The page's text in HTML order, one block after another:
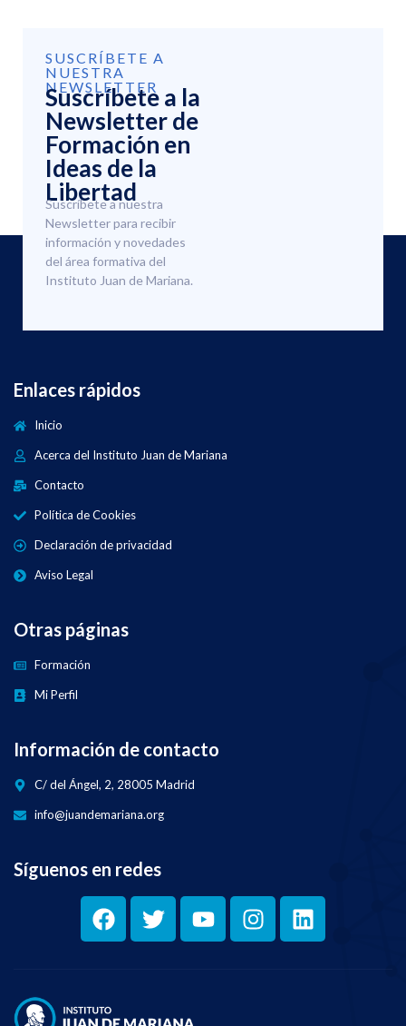
SUSCRÍBETE A
NUESTRA
NEWSLETTER
Suscríbete a la
Newsletter de
Formación en
Ideas de la
Libertad
Suscríbete a nuestra
Newsletter para recibir
información y novedades
del área formativa del
Instituto Juan de Mariana.
Enlaces rápidos
Inicio
Acerca del Instituto Juan de Mariana
Contacto
Política de Cookies
Declaración de privacidad
Aviso Legal
Otras páginas
Formación
Mi Perfil
Información de contacto
C/ del Ángel, 2, 28005 Madrid
info@juandemariana.org
Síguenos en redes